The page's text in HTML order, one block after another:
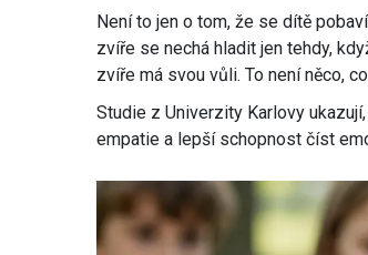
Není to jen o tom, že se dítě
zvíře se nechá hladit jen tehdy,
zvíře má svou vůli. To není něco,
Studie z Univerzity Karlovy
empatie a lepší schopnost číst